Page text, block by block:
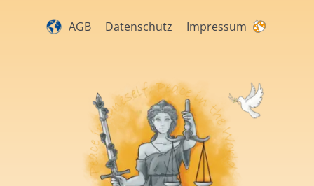
AGB Datenschutz Impressum